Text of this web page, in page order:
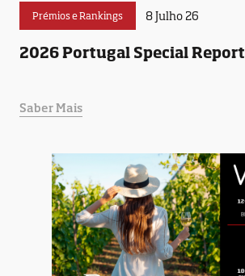
Prémios e Rankings 8 Julho 26
2026 Portugal Special Report
Saber Mais